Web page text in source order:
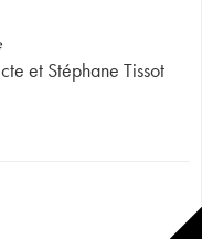
et Stéphane Tissot